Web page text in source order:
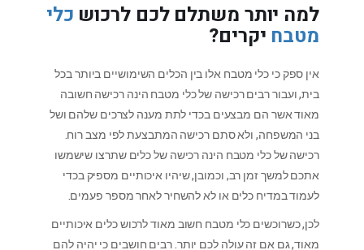
למה יותר משתלם לכם לרכוש כלי
מטבח יקרים?
אין ספק כי כלי מטבח אלו בין הכלים השימושיים ביותר בכל
בית, ועבור רבים רכישה של כלי מטבח הינה רכישה חשובה
מאוד אשר הם מבצעים בכדי לתת מענה לצרכים שלהם ושל
בני המשפחה, ולא סתם רכישה המתבצעת לפי מצב רוח.
רכישה של כלי מטבח הינה רכישה של כלים שתרצו שישמשו
אתכם למשך זמן רב, וכמובן, שיהיו איכותיים מספיק בכדי
לעמוד במדיח כלים או לא להשחיר לאחר מספר פעמים.
לכן, כשרוכשים כלי מטבח חשוב מאוד לרכוש כלים איכותיים
מאוד, גם אם זה עולה לכם יותר. רבים חושבים כי יהיה להם